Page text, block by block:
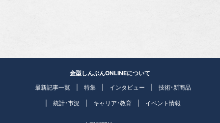
金型しんぶんONLINEについて
最新記事一覧
特集 インタビュー 技術・新商品
統計・市況 キャリア・教育 イベント情報